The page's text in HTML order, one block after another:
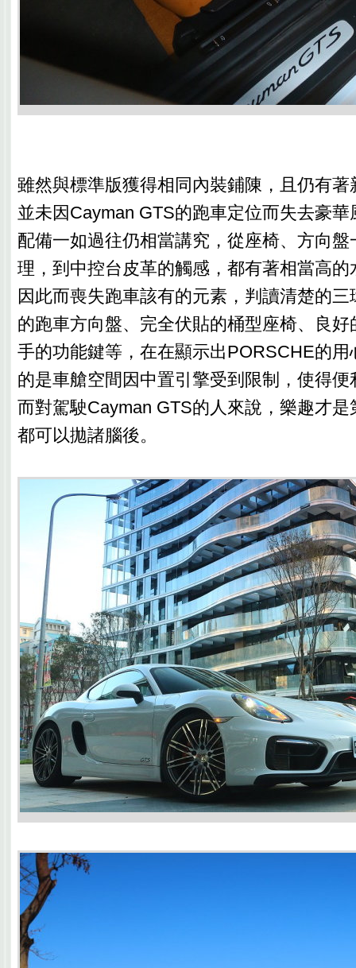
雖然與標準版獲得相同內裝鋪陳，且仍有
並未因Cayman GTS的跑車定位而失去豪
配備一如過往仍相當講究，從座椅、方向
理，到中控台皮革的觸感，都有著相當高
因此而喪失跑車該有的元素，判讀清楚的
的跑車方向盤、完全伏貼的桶型座椅、良
手的功能鍵等，在在顯示出PORSCHE的
的是車艙空間因中置引擎受到限制，使得
而對駕駛Cayman GTS的人來說，樂趣才
都可以拋諸腦後。